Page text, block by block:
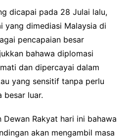
dicapai pada 28 Julai lalu,
yang dimediasi Malaysia di
pencapaian besar
bahawa diplomasi
dan dipercayai dalam
yang sensitif tanpa perlu
besar luar.
Dewan Rakyat hari ini bahawa
akan mengambil masa